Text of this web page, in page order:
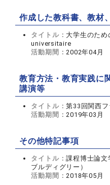
作成した教科書、教材
タイトル： 大学生のた
universitaire
活動期間：2002年04月
教育方法・教育実践に
講演等
タイトル：第33回関西
活動期間：2019年03月
その他特記事項
タイトル：課程博士論文
ブルディグリー）
活動期間：2018年05月